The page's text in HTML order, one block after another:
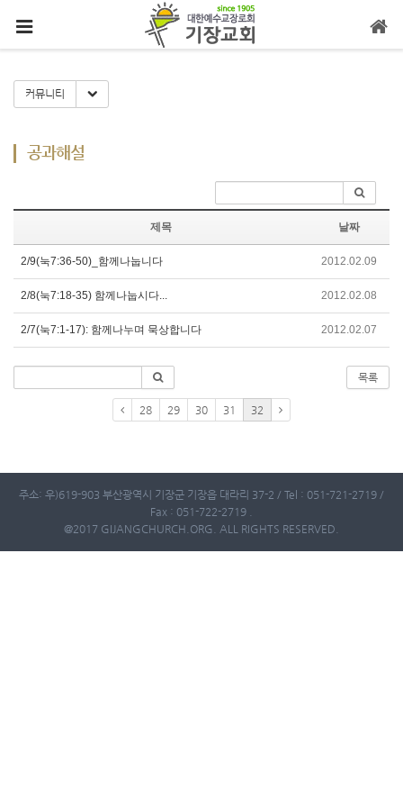
커뮤니티 Toggle Dropdown
공과해설
제목 날짜
2/9(눅7:36-50)_함께나눕니다 2012.02.09
2/8(눅7:18-35) 함께나눕시다... 2012.02.08
2/7(눅7:1-17): 함께나누며 묵상합니다 2012.02.07
목록
28 29 30 31 32
주소: 우)619-903 부산광역시 기장군 기장읍 대라리 37-2 / Tel : 051-721-2719 /
Fax : 051-722-2719 .
@2017 GIJANGCHURCH.ORG. ALL RIGHTS RESERVED.